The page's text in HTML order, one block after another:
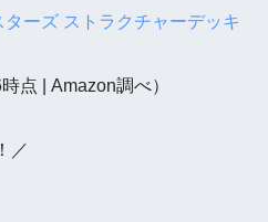
ーズ ストラクチャーデッキ
点 | Amazon調べ）
／